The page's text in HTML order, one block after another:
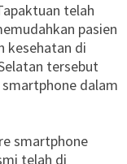
telah
pasien
kesehatan di
tersebut
dalam
smartphone
telah di